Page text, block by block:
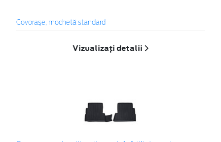
Covoraşe, mochetă standard
Vizualizați detalii